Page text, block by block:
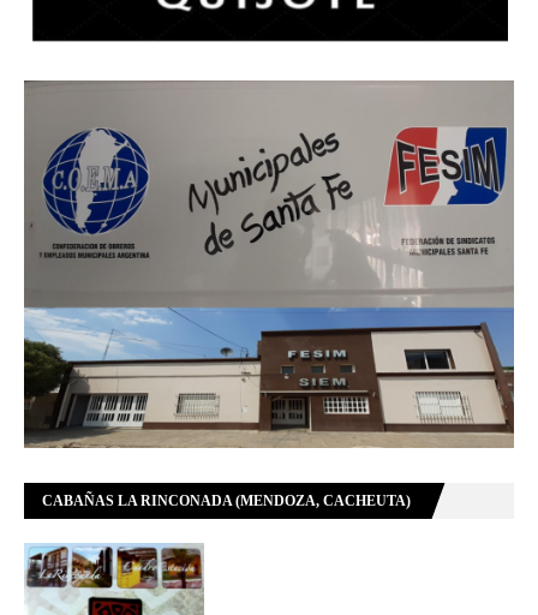
CABAÑAS LA RINCONADA (MENDOZA, CACHEUTA)